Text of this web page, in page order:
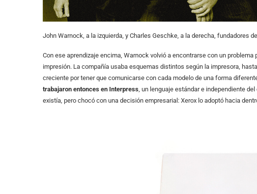
John Warnock, a la izquierda, y Charles Geschke, a la derecha, fundadores
Con ese aprendizaje encima, Warnock volvió a encontrarse con un
impresión. La compañía usaba esquemas distintos según la impresora,
creciente por tener que comunicarse con cada modelo de una forma
trabajaron entonces en Interpress , un lenguaje estándar e independiente
existía, pero chocó con una decisión empresarial: Xerox lo adoptó hacia